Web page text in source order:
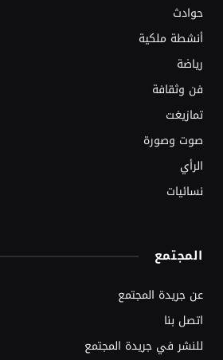
حوادث
أنشطة ملكية
رياضة
فن وثقافة
تمازيغت
صوت وصورة
الرأي
نسائيات
المجتمع
عن جريدة المجتمع
اتصل بنا
للنشر في جريدة المجتمع